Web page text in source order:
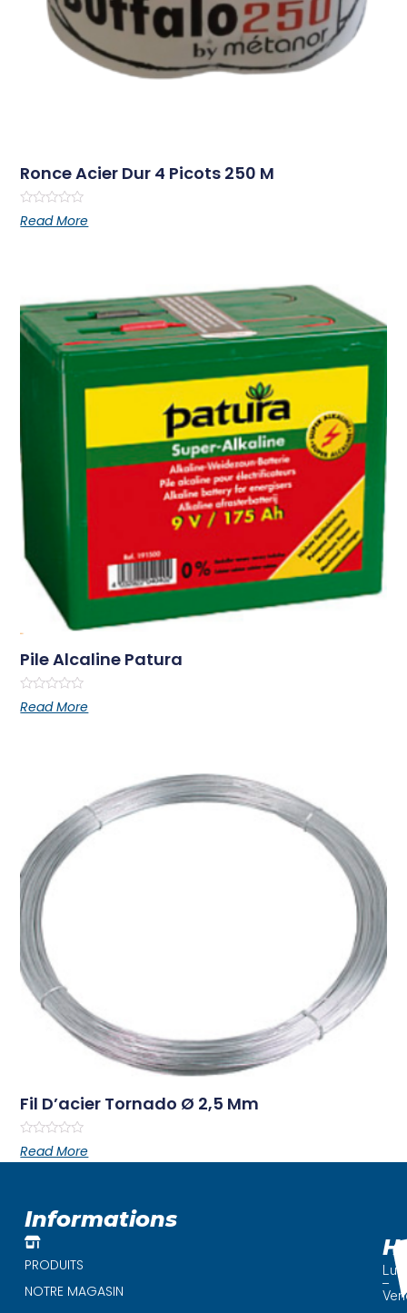
Ronce Acier Dur 4 Picots 250 M
Rated
0
Read More
Pile Alcaline Patura
Rated
0
Read More
Fil D’acier Tornado Ø 2,5 Mm
Rated
0
Read More
Informations
PRODUITS
NOTRE MAGASIN
–